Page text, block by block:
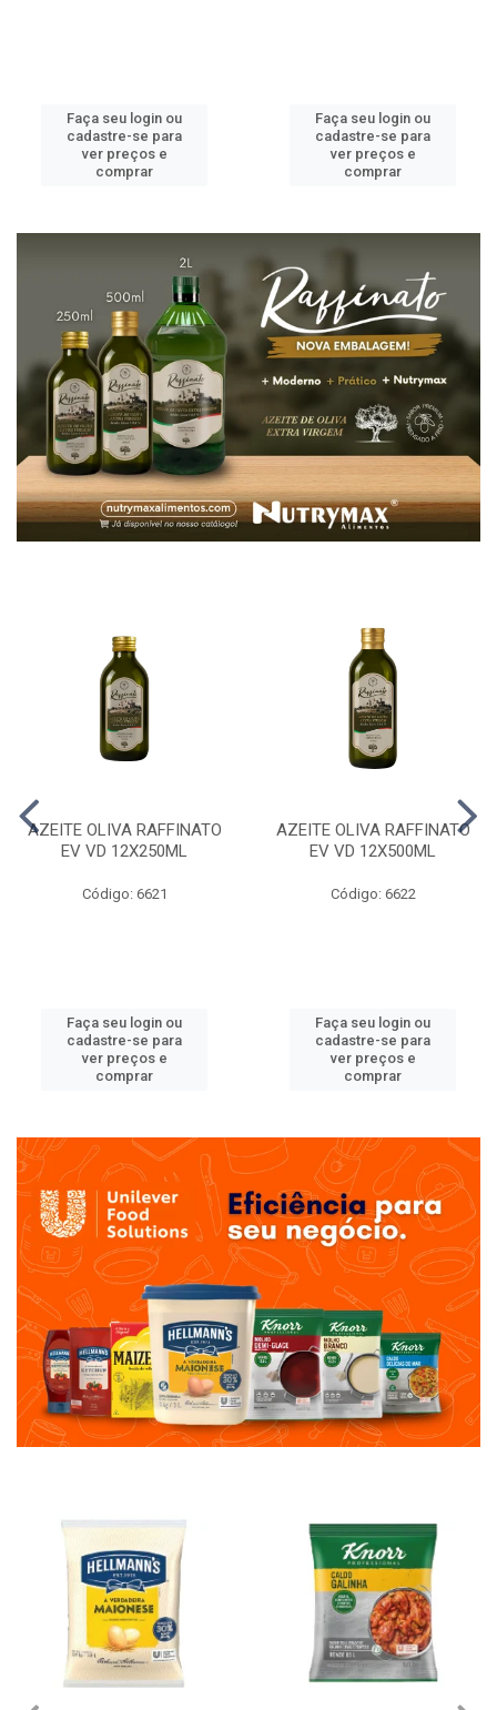
Faça seu login ou
cadastre-se para
ver preços e
comprar
Faça seu login ou
cadastre-se para
ver preços e
comprar
AZEITE OLIVA RAFFINATO
EV VD 12X250ML
Código: 6621
Faça seu login ou
cadastre-se para
ver preços e
comprar
AZEITE OLIVA RAFFINATO
EV VD 12X500ML
Código: 6622
Faça seu login ou
cadastre-se para
ver preços e
comprar